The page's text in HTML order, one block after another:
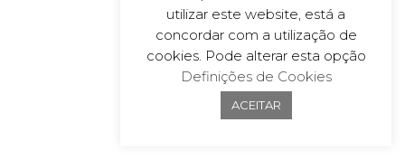
utilizar este website, está a
concordar com a utilização de
cookies. Pode alterar esta opção
Definições de Cookies
ACEITAR